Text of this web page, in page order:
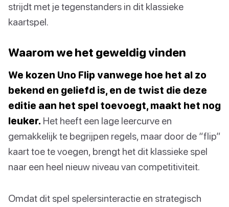
strijdt met je tegenstanders in dit klassieke
kaartspel.
Waarom we het geweldig vinden
We kozen Uno Flip vanwege hoe het al zo
bekend en geliefd is, en de twist die deze
editie aan het spel toevoegt, maakt het nog
leuker. Het heeft een lage leercurve en
gemakkelijk te begrijpen regels, maar door de “flip”
kaart toe te voegen, brengt het dit klassieke spel
naar een heel nieuw niveau van competitiviteit.
Omdat dit spel spelersinteractie en strategisch